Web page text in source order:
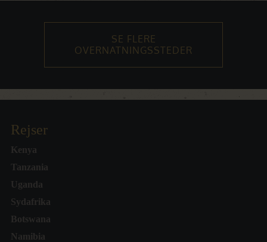
SE FLERE
OVERNATNINGSSTEDER
Rejser
Kenya
Tanzania
Uganda
Sydafrika
Botswana
Namibia